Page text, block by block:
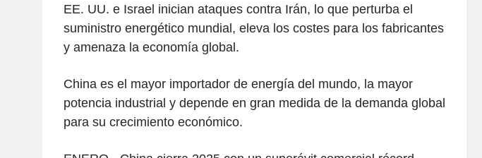
EE. UU. e Israel inician ataques contra Irán, lo que perturba el
suministro energético mundial, eleva los costes para los fabricantes
y amenaza la economía global.
China es el mayor importador de energía del mundo, la mayor
potencia industrial y depende en gran medida de la demanda global
para su crecimiento económico.